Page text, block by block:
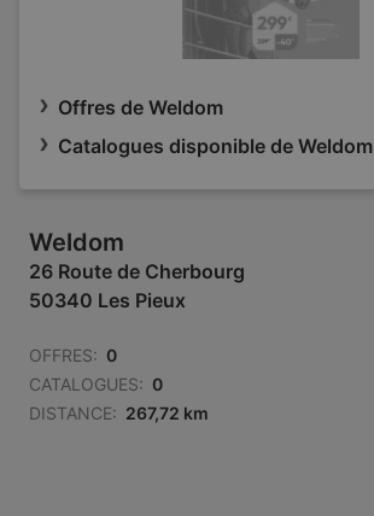
Offres de Weldom
Catalogues disponible de Weldom
Weldom
26 Route de Cherbourg
50340 Les Pieux
OFFRES: 0
CATALOGUES: 0
DISTANCE: 267,72 km